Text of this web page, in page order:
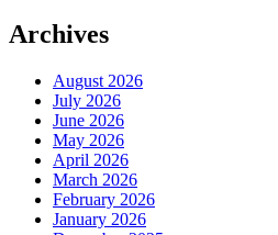
Archives
August 2026
July 2026
June 2026
May 2026
April 2026
March 2026
February 2026
January 2026